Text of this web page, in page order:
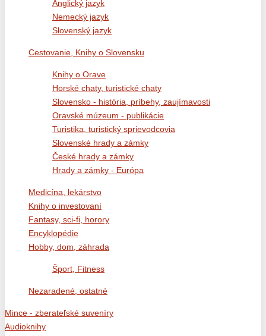
Anglický jazyk
Nemecký jazyk
Slovenský jazyk
Cestovanie, Knihy o Slovensku
Knihy o Orave
Horské chaty, turistické chaty
Slovensko - história, príbehy, zaujímavosti
Oravské múzeum - publikácie
Turistika, turistický sprievodcovia
Slovenské hrady a zámky
České hrady a zámky
Hrady a zámky - Európa
Medicína, lekárstvo
Knihy o investovaní
Fantasy, sci-fi, horory
Encyklopédie
Hobby, dom, záhrada
Šport, Fitness
Nezaradené, ostatné
Mince - zberateľské suveníry
Audioknihy